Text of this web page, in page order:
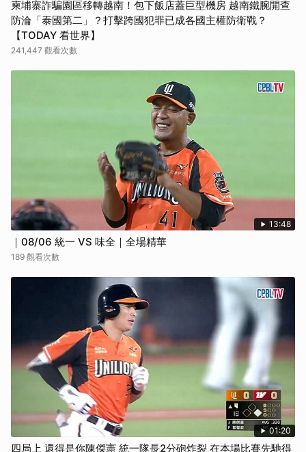
柬埔寨詐騙園區移轉越南！包下飯店蓋巨型機房 越南鐵腕開查
防淪「泰國第二」？打擊跨國犯罪已成各國主權防衛戰？
【TODAY 看世界】
241,447 觀看次數
13:48
｜08/06 統一 VS 味全｜全場精華
189 觀看次數
01:20
四局上 還得是你陳傑憲 統一隊長2分砲炸裂 在本場比賽先馳得